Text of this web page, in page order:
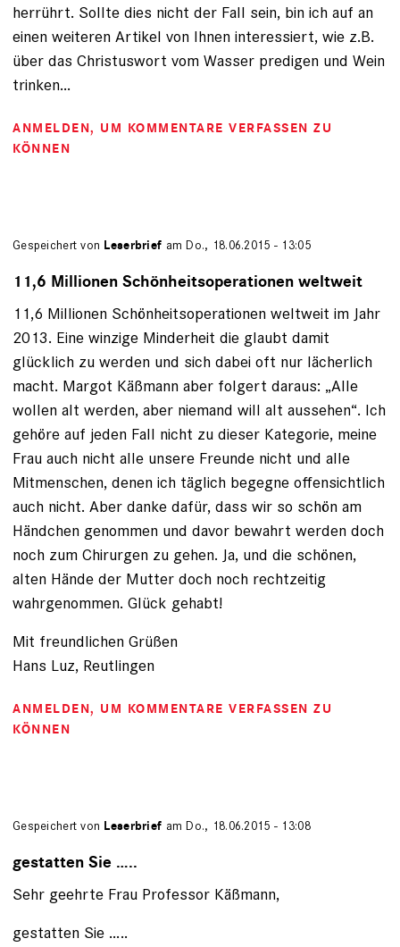
herrührt. Sollte dies nicht der Fall sein, bin ich auf an
einen weiteren Artikel von Ihnen interessiert, wie z.B.
über das Christuswort vom Wasser predigen und Wein
trinken...
ANMELDEN, UM KOMMENTARE VERFASSEN ZU
KÖNNEN
Gespeichert von Leserbrief am Do., 18.06.2015 - 13:05
11,6 Millionen Schönheitsoperationen weltweit
11,6 Millionen Schönheitsoperationen weltweit im Jahr
2013. Eine winzige Minderheit die glaubt damit
glücklich zu werden und sich dabei oft nur lächerlich
macht. Margot Käßmann aber folgert daraus: „Alle
wollen alt werden, aber niemand will alt aussehen“. Ich
gehöre auf jeden Fall nicht zu dieser Kategorie, meine
Frau auch nicht alle unsere Freunde nicht und alle
Mitmenschen, denen ich täglich begegne offensichtlich
auch nicht. Aber danke dafür, dass wir so schön am
Händchen genommen und davor bewahrt werden doch
noch zum Chirurgen zu gehen. Ja, und die schönen,
alten Hände der Mutter doch noch rechtzeitig
wahrgenommen. Glück gehabt!
Mit freundlichen Grüßen
Hans Luz, Reutlingen
ANMELDEN, UM KOMMENTARE VERFASSEN ZU
KÖNNEN
Gespeichert von Leserbrief am Do., 18.06.2015 - 13:08
gestatten Sie …..
Sehr geehrte Frau Professor Käßmann,
gestatten Sie …..